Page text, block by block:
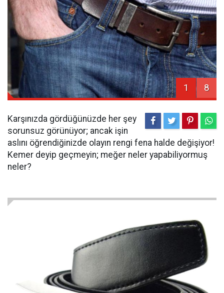
1 8
Karşınızda gördüğünüzde her şey
sorunsuz görünüyor; ancak işin
aslını öğrendiğinizde olayın rengi fena halde değişiyor!
Kemer deyip geçmeyin; meğer neler yapabiliyormuş
neler?